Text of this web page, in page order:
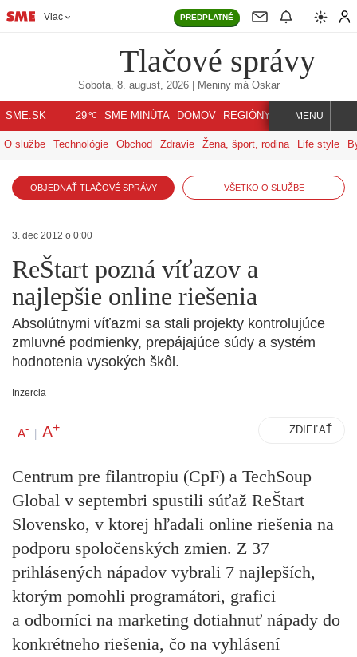
Viac PREDPLATNÉ
Tlačové správy
Sobota, 8. august, 2026| Meniny má Oskar
SME.SK 29℃ SME MINÚTA DOMOV REGIÓNY INDEX SVET
MENU
O službe Technológie Obchod Zdravie Žena, šport, rodina Life style
OBJEDNAŤ TLAČOVÉ SPRÁVY VŠETKO O SLUŽBE
3. dec 2012 o 0:00
ReŠtart pozná víťazov a
najlepšie online riešenia
Absolútnymi víťazmi sa stali projekty kontrolujúce
zmluvné podmienky, prepájajúce súdy a systém
hodnotenia vysokých škôl.
Inzercia
A- | A+ ZDIEĽAŤ
Centrum pre filantropiu (CpF) a TechSoup
Global v septembri spustili súťaž ReŠtart
Slovensko, v ktorej hľadali online riešenia na
podporu spoločenských zmien. Z 37
prihlásených nápadov vybrali 7 najlepších,
ktorým pomohli programátori, grafici
a odborníci na marketing dotiahnuť nápady do
konkrétneho riešenia, čo na vyhlásení